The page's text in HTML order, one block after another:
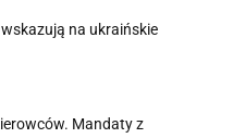
wskazują na ukraińskie
Mandaty z